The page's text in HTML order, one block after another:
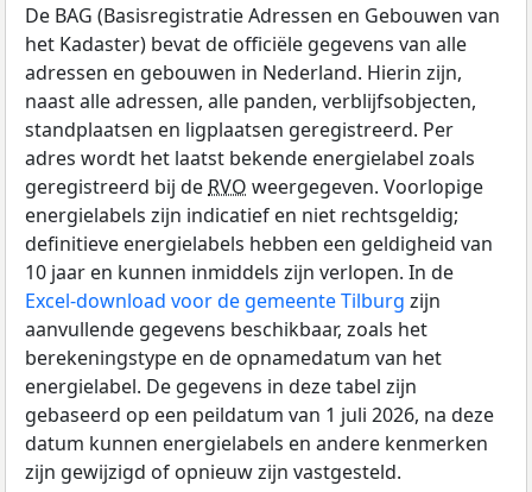
De BAG (Basisregistratie Adressen en Gebouwen van
het Kadaster) bevat de officiële gegevens van alle
adressen en gebouwen in Nederland. Hierin zijn,
naast alle adressen, alle panden, verblijfsobjecten,
standplaatsen en ligplaatsen geregistreerd. Per
adres wordt het laatst bekende energielabel zoals
geregistreerd bij de RVO weergegeven. Voorlopige
energielabels zijn indicatief en niet rechtsgeldig;
definitieve energielabels hebben een geldigheid van
10 jaar en kunnen inmiddels zijn verlopen. In de
Excel-download voor de gemeente Tilburg zijn
aanvullende gegevens beschikbaar, zoals het
berekeningstype en de opnamedatum van het
energielabel. De gegevens in deze tabel zijn
gebaseerd op een peildatum van 1 juli 2026, na deze
datum kunnen energielabels en andere kenmerken
zijn gewijzigd of opnieuw zijn vastgesteld.